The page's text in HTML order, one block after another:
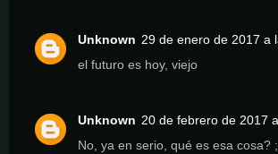
Unknown 29 de enero de 2017 a
el futuro es hoy, viejo
Unknown 20 de febrero de 2017
No, ya en serio, qué es esa cosa?